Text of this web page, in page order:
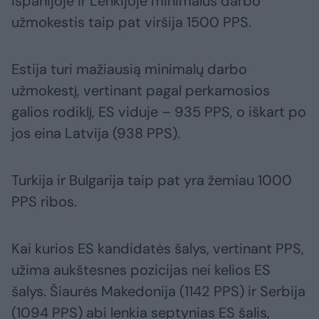
užmokestis taip pat viršija 1500 PPS.
Estija turi mažiausią minimalų darbo
užmokestį, vertinant pagal perkamosios
galios rodiklį, ES viduje – 935 PPS, o iškart po
jos eina Latvija (938 PPS).
Turkija ir Bulgarija taip pat yra žemiau 1000
PPS ribos.
Kai kurios ES kandidatės šalys, vertinant PPS,
užima aukštesnes pozicijas nei kelios ES
šalys. Šiaurės Makedonija (1142 PPS) ir Serbija
(1094 PPS) abi lenkia septynias ES šalis,